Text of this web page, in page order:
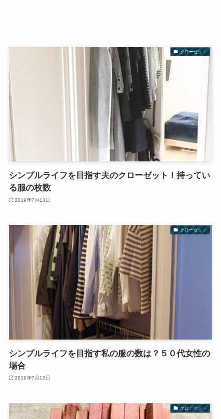
クローゼット
シンプルライフを目指す夫のクローゼット！持ってい
る服の枚数
2019年7月13日
クローゼット
シンプルライフを目指す私の服の数は？５０代女性の
場合
2019年7月12日
クローゼット